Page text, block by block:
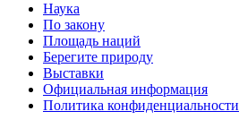
Наука
По закону
Площадь наций
Берегите природу
Выставки
Официальная информация
Политика конфиденциальности